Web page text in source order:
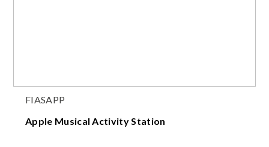
FIASAPP
Apple Musical Activity Station